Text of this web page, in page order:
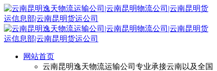
网站首页
云南昆明逸天物流运输公司专业承接云南以及全国